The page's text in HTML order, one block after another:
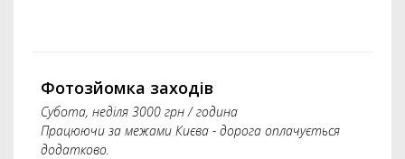
Фотозйомка заходів
Субота, неділя 3000 грн / година
Працюючи за межами Києва - дорога оплачується
додатково.